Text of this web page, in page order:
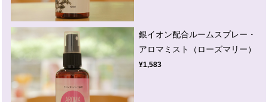
銀イオン配合ルームスプレー・
アロマミスト（ローズマリー）
¥1,583